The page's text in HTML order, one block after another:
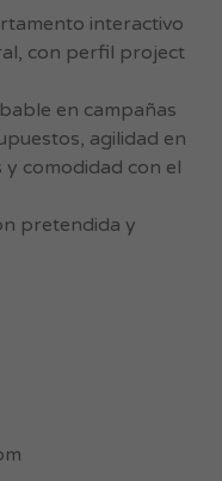
interactivo
con perfil project
en campañas
agilidad en
comodidad con el
pretendida y